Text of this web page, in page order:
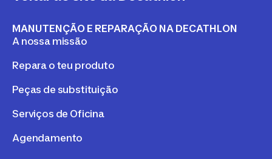
MANUTENÇÃO E REPARAÇÃO NA DECATHLON
A nossa missão
Repara o teu produto
Peças de substituição
Serviços de Oficina
Agendamento